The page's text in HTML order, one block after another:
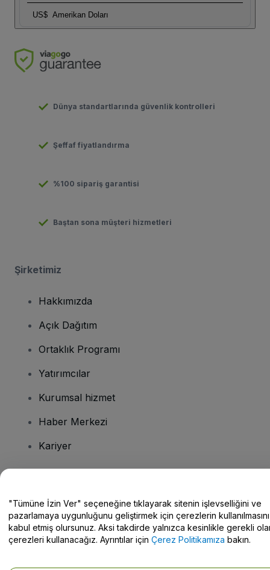
US$ Amerikan Doları
Dünya standartlarında güvenlik kontrolleri
Şeffaf fiyatlandırma
%100 sipariş garantisi
Baştan sona müşteri hizmetleri
Şirketimiz
Hakkımızda
Açık Dağıtım
Ortaklık Programı
Yatırımcılar
Kurumsal hizmet
Haber Merkezi
Kariyer
Yardım Merkezi / Bize Ulaşın
"Tümüne İzin Ver" seçeneğine tıklayarak sitenin işlevselliğini ve
pazarlamaya uygunluğunu geliştirmek için çerezlerin kullanılmasını
kabul etmiş olursunuz. Aksi takdirde yalnızca kesinlikle gerekli
çerezleri kullanacağız. Ayrıntılar için Çerez Politikamıza bakın.